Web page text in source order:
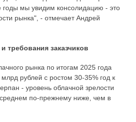
годы мы увидим консолидацию - это
рынка", - отмечает Андрей
требования заказчиков
рынка по итогам 2025 года
рублей с ростом 30-35% год к
- уровень облачной зрелости
среднем по-прежнему ниже, чем в